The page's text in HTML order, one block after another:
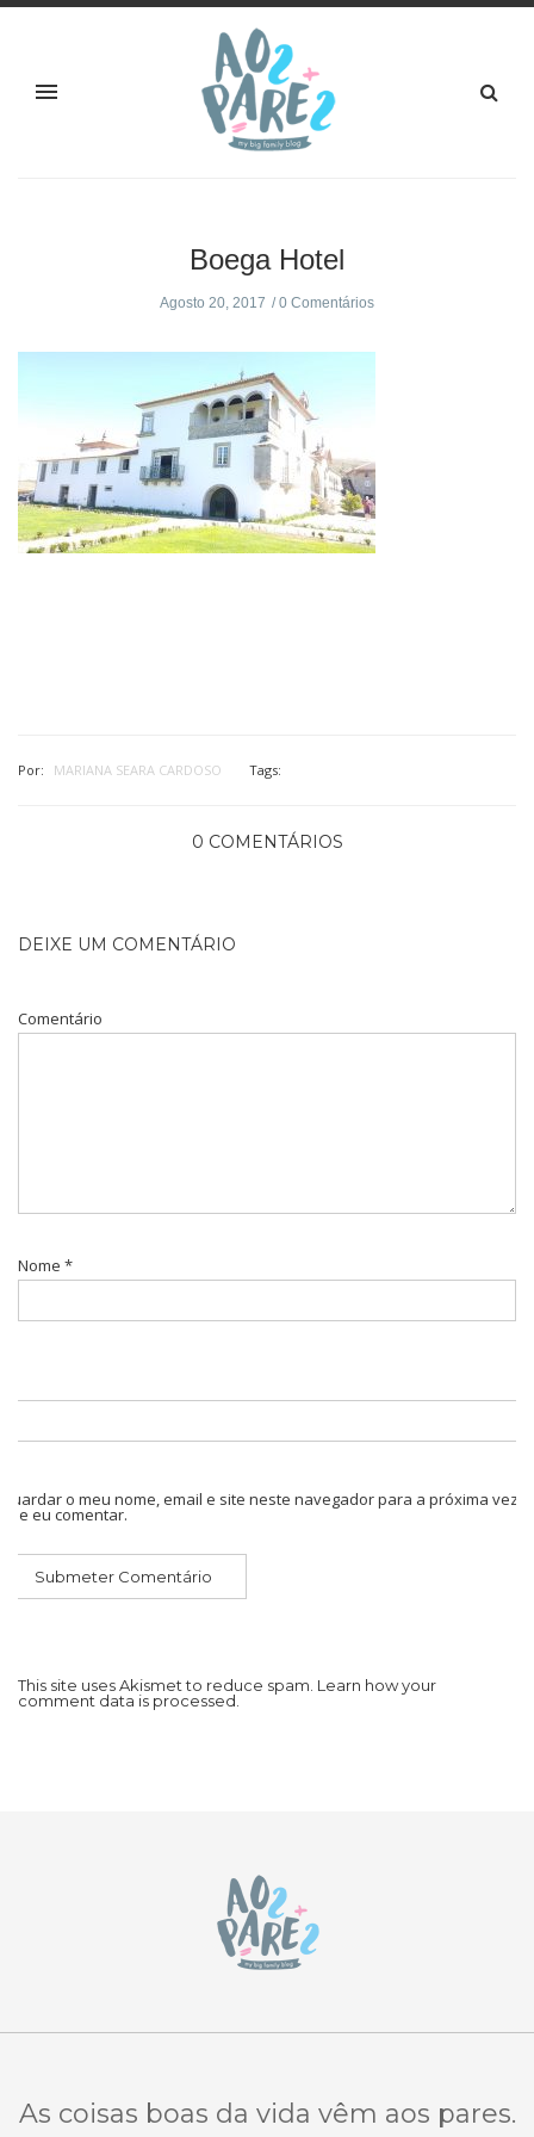
Boega Hotel
Agosto 20, 2017 0 Comentários
Por: MARIANA SEARA CARDOSO Tags:
0 COMENTÁRIOS
DEIXE UM COMENTÁRIO
Comentário
Nome *
Guardar o meu nome, email e site neste navegador para a próxima vez
que eu comentar.
This site uses Akismet to reduce spam. Learn how your
comment data is processed.
As coisas boas da vida vêm aos pares.